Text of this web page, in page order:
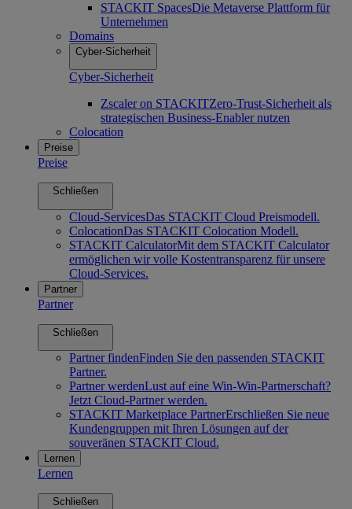
STACKIT SpacesDie Metaverse Plattform für
Unternehmen
Domains
Cyber-Sicherheit
Cyber-Sicherheit
Zscaler on STACKITZero-Trust-Sicherheit als
strategischen Business-Enabler nutzen
Colocation
Preise
Preise
Schließen
Cloud-ServicesDas STACKIT Cloud Preismodell.
ColocationDas STACKIT Colocation Modell.
STACKIT CalculatorMit dem STACKIT Calculator
ermöglichen wir volle Kostentransparenz für unsere
Cloud-Services.
Partner
Partner
Schließen
Partner findenFinden Sie den passenden STACKIT
Partner.
Partner werdenLust auf eine Win-Win-Partnerschaft?
Jetzt Cloud-Partner werden.
STACKIT Marketplace PartnerErschließen Sie neue
Kundengruppen mit Ihren Lösungen auf der
souveränen STACKIT Cloud.
Lernen
Lernen
Schließen